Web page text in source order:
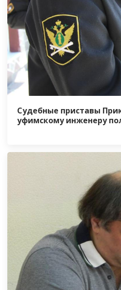
Судебные приставы
уфимскому инженеру